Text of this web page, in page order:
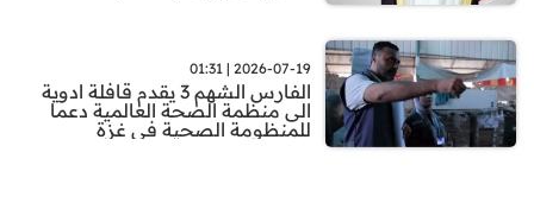
2026-07-19 | 01:31
الفارس الشهم 3 يقدم قافلة ادوية
الى منظمة الصحة العالمية دعما
للمنظومة الصحية في غزة